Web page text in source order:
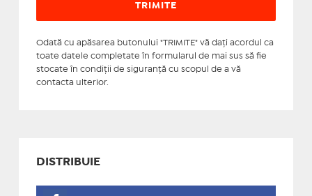
Odată cu apăsarea butonului "TRIMITE" vă daţi acordul ca
toate datele completate în formularul de mai sus să fie
stocate în condiţii de siguranţă cu scopul de a vă
contacta ulterior.
DISTRIBUIE